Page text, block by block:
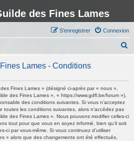
des Fines Lames
Connexion
S’enregistrer
h
c
Lames - Conditions
Fines Lames » (désigné ci-après par « nous »,
des Fines Lames », « https://www.gdfl.be/forum »),
des conditions suivantes. Si vous n’acceptez
toutes les conditions suivantes, alors n’accédez pas
des Fines Lames ». Nous pouvons modifier celles-ci
tout pour que vous en soyez informé, bien qu’il soit
ci par vous-même. Si vous continuez d’utiliser
» alors que des changements ont été effectués,